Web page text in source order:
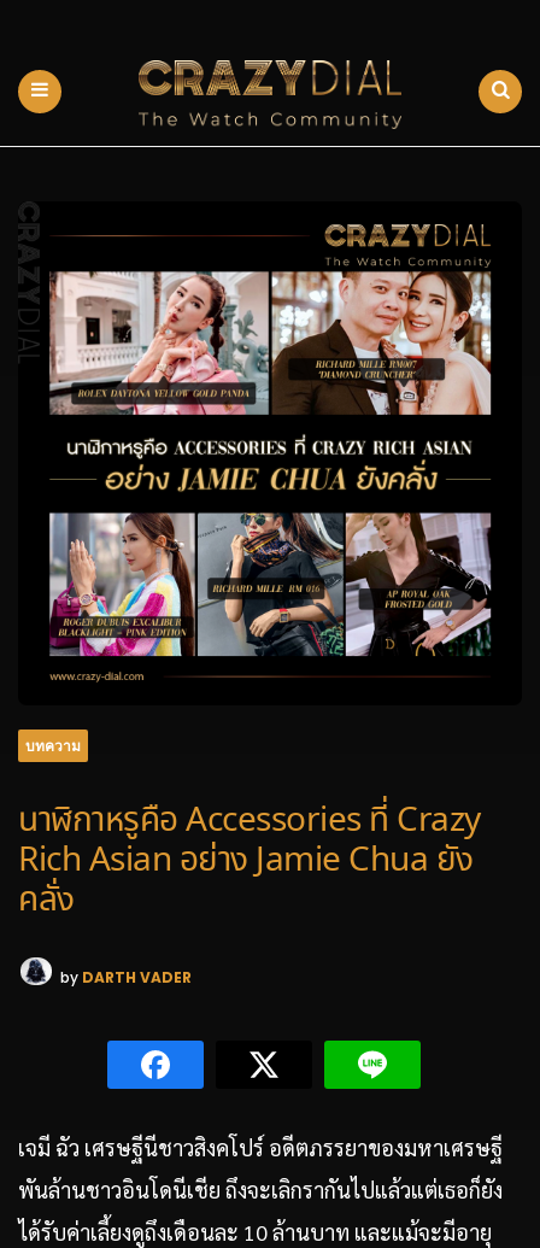
บทความ
นาฬิกาหรูคือ Accessories ที่ Crazy
Rich Asian อย่าง Jamie Chua ยัง
คลั่ง
by DARTH VADER
เจมี ฉัว เศรษฐีนีชาวสิงคโปร์ อดีตภรรยาของมหาเศรษฐี
พันล้านชาวอินโดนีเชีย ถึงจะเลิกรากันไปแล้วแต่เธอก็ยัง
ได้รับค่าเลี้ยงดูถึงเดือนละ 10 ล้านบาท และแม้จะมีอายุ